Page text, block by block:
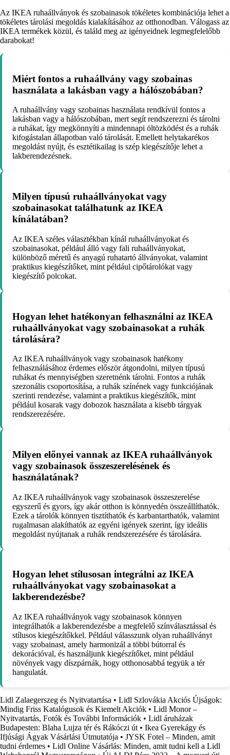
Az IKEA ruhaállványok és szobainasok tökéletes kombinációja lehet a
tökéletes tárolási megoldás kialakításához az otthonodban. Válogass az
IKEA termékek közül, és találd meg az igényeidnek legmegfelelőbb
darabokat!
Miért fontos a ruhaállvány vagy szobainas
használata a lakásban vagy a hálószobában?
A ruhaállvány vagy szobainas használata rendkívül fontos a
lakásban vagy a hálószobában, mert segít rendszerezni és tárolni
a ruhákat, így megkönnyíti a mindennapi öltözködést és a ruhák
kifogástalan állapotban való tárolását. Emellett helytakarékos
megoldást nyújt, és esztétikailag is szép kiegészítője lehet a
lakberendezésnek.
Milyen típusú ruhaállványokat vagy
szobainasokat találhatunk az IKEA
kínálatában?
Az IKEA széles választékban kínál ruhaállványokat és
szobainasokat, például álló vagy fali ruhaállványokat,
különböző méretű és anyagú ruhatartó állványokat, valamint
praktikus kiegészítőket, mint például cipőtárolókat vagy
kiegészítő polcokat.
Hogyan lehet hatékonyan felhasználni az IKEA
ruhaállványokat vagy szobainasokat a ruhák
tárolására?
Az IKEA ruhaállványok vagy szobainasok hatékony
felhasználásához érdemes először átgondolni, milyen típusú
ruhákat és mennyiségben szeretnénk tárolni. Fontos a ruhák
szezonális csoportosítása, a ruhák színének vagy funkciójának
szerinti rendezése, valamint a praktikus kiegészítők, mint
például kosarak vagy dobozok használata a kisebb tárgyak
rendszerezésére.
Milyen előnyei vannak az IKEA ruhaállványok
vagy szobainasok összeszerelésének és
használatának?
Az IKEA ruhaállványok vagy szobainasok összeszerelése
egyszerű és gyors, így akár otthon is könnyedén összeállíthatók.
Ezek a tárolók könnyen tisztíthatók és karbantarthatók, valamint
rugalmasan alakíthatók az egyéni igények szerint, így ideális
megoldást nyújtanak a ruhák rendszerezésére és tárolására.
Hogyan lehet stílusosan integrálni az IKEA
ruhaállványokat vagy szobainasokat a
lakberendezésbe?
Az IKEA ruhaállványok vagy szobainasok könnyen
integrálhatók a lakberendezésbe a megfelelő színválasztással és
stílusos kiegészítőkkel. Például válasszunk olyan ruhaállványt
vagy szobainast, amely harmonizál a többi bútorral és
dekorációval, és használjunk kiegészítőket, mint például
növények vagy díszpárnák, hogy otthonosabbá tegyük a tér
hangulatát.
Lidl Zalaegerszeg és Nyitvatartása • Lidl Szlovákia Akciós Újságok:
Mindig Friss Katalógusok és Kiemelt Akciók • Lidl Monor –
Nyitvatartás, Fotók és További Információk • Lidl áruházak
Budapesten: Blaha Lujza tér és Rákóczi út • Ikea Gyerekágy és
Ifjúsági Ágyak Vásárlási Útmutatója • JYSK Fotel – Minden, amit
tudni érdemes • Lidl Online Vásárlás: Minden, amit tudni kell a Lidl